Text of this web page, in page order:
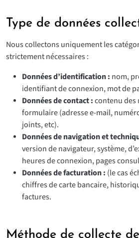
Type de données
Nous collectons uniquement les
strictement nécessaires :
Données d’identification : nom,
identifiant de connexion, mot de
Données de contact :contenu des
formulaire (adresse e-mail,
joints, etc).
Données de navigation et
version de navigateur, système,
heures de connexion, pages
Données de facturation : (le cas
chiffres de carte bancaire,
factures.
Méthode de collecte